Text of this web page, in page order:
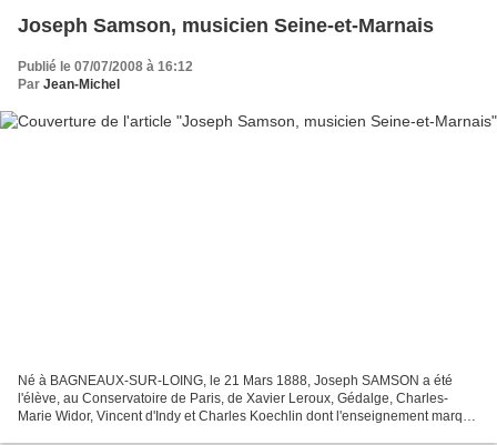
Joseph Samson, musicien Seine-et-Marnais
Publié le 07/07/2008 à 16:12
Par Jean-Michel
Né à BAGNEAUX-SUR-LOING, le 21 Mars 1888, Joseph SAMSON a été
l'élève, au Conservatoire de Paris, de Xavier Leroux, Gédalge, Charles-
Marie Widor, Vincent d'Indy et Charles Koechlin dont l'enseignement marqua